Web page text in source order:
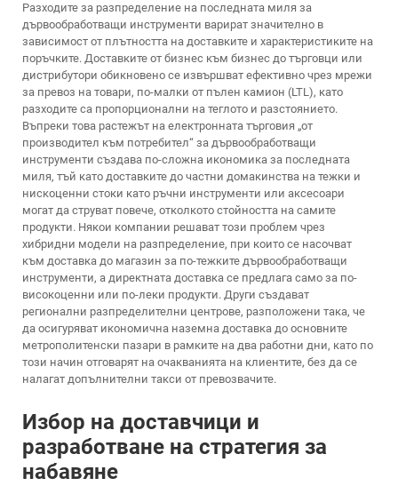
Разходите за разпределение на последната миля за
дървообработващи инструменти варират значително в
зависимост от плътността на доставките и характеристиките на
поръчките. Доставките от бизнес към бизнес до търговци или
дистрибутори обикновено се извършват ефективно чрез мрежи
за превоз на товари, по-малки от пълен камион (LTL), като
разходите са пропорционални на теглото и разстоянието.
Въпреки това растежът на електронната търговия „от
производител към потребител“ за дървообработващи
инструменти създава по-сложна икономика за последната
миля, тъй като доставките до частни домакинства на тежки и
нискоценни стоки като ръчни инструменти или аксесоари
могат да струват повече, отколкото стойността на самите
продукти. Някои компании решават този проблем чрез
хибридни модели на разпределение, при които се насочват
към доставка до магазин за по-тежките дървообработващи
инструменти, а директната доставка се предлага само за по-
високоценни или по-леки продукти. Други създават
регионални разпределителни центрове, разположени така, че
да осигуряват икономична наземна доставка до основните
метрополитенски пазари в рамките на два работни дни, като по
този начин отговарят на очакванията на клиентите, без да се
налагат допълнителни такси от превозвачите.
Избор на доставчици и
разработване на стратегия за
набавяне